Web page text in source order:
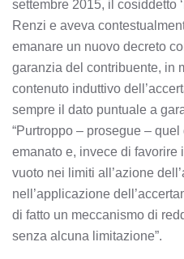
settembre 2015, il cosiddetto
Renzi e aveva
emanare un nuovo decreto
garanzia del contribuente, in
contenuto induttivo
sempre il dato puntuale a
“Purtroppo – prosegue –
emanato e, invece di favorire
vuoto nei limiti all’azione
nell’applicazione
di fatto un meccanismo di
senza alcuna limitazione”.